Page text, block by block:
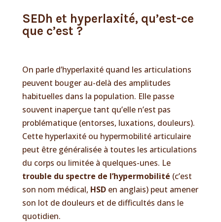
SEDh et hyperlaxité, qu’est-ce
que c’est ?
On parle d’hyperlaxité quand les articulations
peuvent bouger au-delà des amplitudes
habituelles dans la population. Elle passe
souvent inaperçue tant qu’elle n’est pas
problématique (entorses, luxations, douleurs).
Cette hyperlaxité ou hypermobilité articulaire
peut être généralisée à toutes les articulations
du corps ou limitée à quelques-unes. Le
trouble du spectre de l’hypermobilité (c’est
son nom médical, HSDen anglais) peut amener
son lot de douleurs et de difficultés dans le
quotidien.